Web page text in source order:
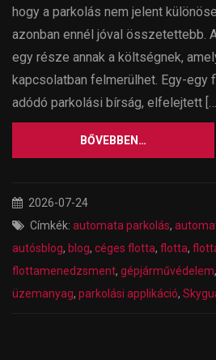
hogy a parkolás nem jelent
azonban ennél jóval összetettebb.
egy része annak a költségnek,
kapcsolatban felmerülhet. Egy-egy
adódó parkolási bírság, elfelejtett […]
BŐVEBBEN…
2026-07-24
Címkék: automata parkolás,
autósblog, blog, céges flotta, flotta,
flottamenedzsment, gépjárművédelem,
üzemanyag, parkolási applikáció,